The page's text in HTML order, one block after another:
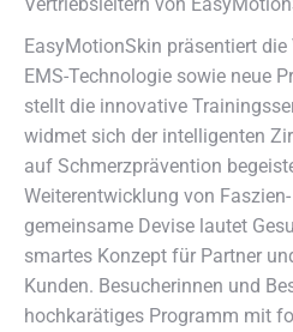
EasyMotionSkin präsentiert die
EMS-Technologie sowie neue
stellt die innovative
widmet sich der intelligenten
auf Schmerzprävention
Weiterentwicklung von
gemeinsame Devise lautet
smartes Konzept für Partner
Kunden. Besucherinnen und
hochkarätiges Programm mit